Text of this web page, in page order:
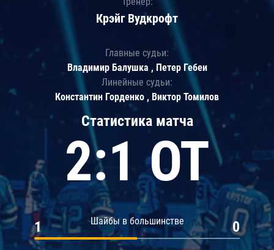
Статистика матча
2:1 ОТ
Шайбы в большинстве
1 0
Крэйг Вудкрофт
Главные судьи:
Владимир Балушка , Петер Гебеи
Линейные судьи:
Константин Горденко , Виктор Томилов